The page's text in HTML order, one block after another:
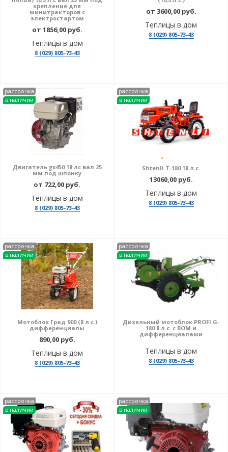
крепление для
минитракторов с
электростартом
от 1856,00 руб.
Теплицы в дом
8 (029) 805-73-43
от 3600,00 руб.
Теплицы в дом
8 (029) 805-73-43
рассрочка
в наличии
Двигатель gx450 18 лс вал 25
мм под шпонку
от 722,00 руб.
Теплицы в дом
8 (029) 805-73-43
рассрочка
в наличии
Shtenli T-180 18 л.с.
13060,00 руб.
Теплицы в дом
8 (029) 805-73-43
рассрочка
в наличии
Мотоблок Град 900 (8 л.с.)
дифференциалы
890,00 руб.
Теплицы в дом
8 (029) 805-73-43
рассрочка
в наличии
Дизельный мотоблок PROFI G-
180 8 л.с. с ВОМ и
дифференциалами
Теплицы в дом
8 (029) 805-73-43
рассрочка
в наличии
рассрочка
в наличии